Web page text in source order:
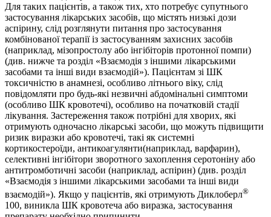
Для таких пацієнтів, а також тих, хто потребує супутнього
застосування лікарських засобів, що містять низькі дози
аспірину, слід розглянути питання про застосування
комбінованої терапії із застосуванням захисних засобів
(наприклад, мізопростолу або інгібіторів протонної помпи)
(див. нижче та розділ «Взаємодія з іншими лікарськими
засобами та інші види взаємодій»). Пацієнтам зі ШК
токсичністю в анамнезі, особливо літнього віку, слід
повідомляти про будь-які незвичні абдомінальні симптоми
(особливо ШК кровотечі), особливо на початковій стадії
лікування. Застереження також потрібні для хворих, які
отримують одночасно лікарські засоби, що можуть підвищити
ризик виразки або кровотечі, такі як системні
кортикостероїди, антикоагулянти(наприклад, варфарин),
селективні інгібітори зворотного захоплення серотоніну або
антитромботичні засоби (наприклад, аспірин) (див. розділ
«Взаємодія з іншими лікарськими засобами та інші види
взаємодій»). Якщо у пацієнтів, які отримують Диклоберл®
100, виникла ШК кровотеча або виразка, застосування